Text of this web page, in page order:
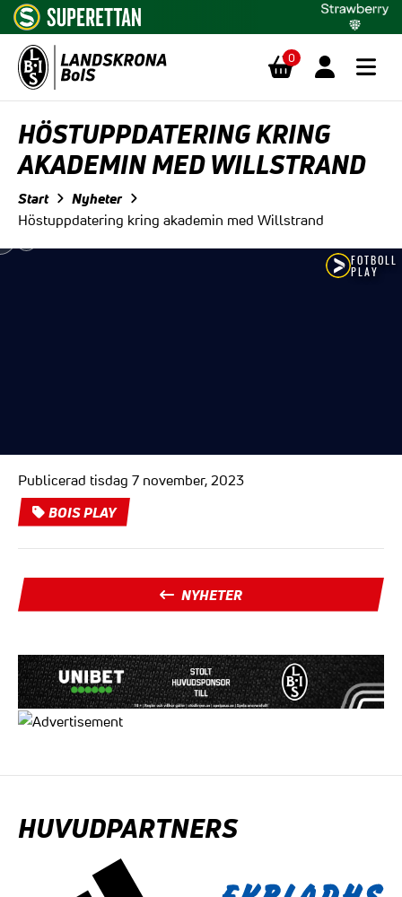
0
HÖSTUPPDATERING KRING
AKADEMIN MED WILLSTRAND
Start Nyheter
Höstuppdatering kring akademin med Willstrand
Publicerad tisdag 7 november, 2023
BOIS PLAY
NYHETER
HUVUDPARTNERS